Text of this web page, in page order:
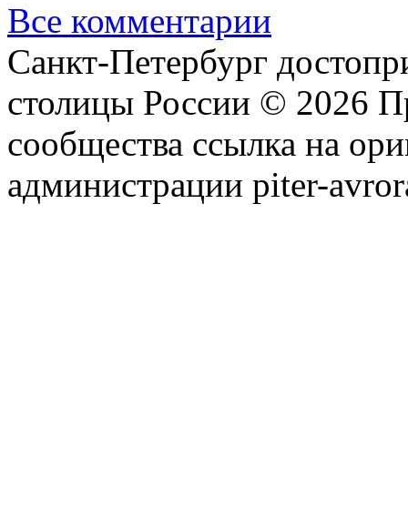
Все комментарии
Санкт-Петербург
столицы России © 2026
сообщества ссылка на
администрации piter-